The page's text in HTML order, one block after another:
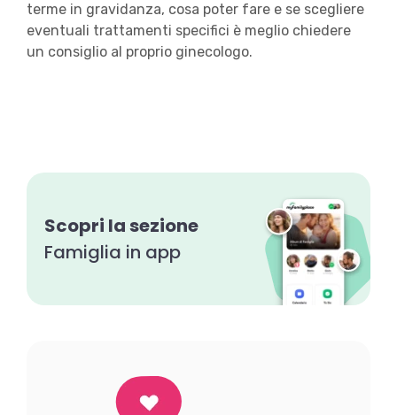
terme in gravidanza, cosa poter fare e se scegliere
eventuali trattamenti specifici è meglio chiedere
un consiglio al proprio ginecologo.
Scopri la sezione
Famiglia in app